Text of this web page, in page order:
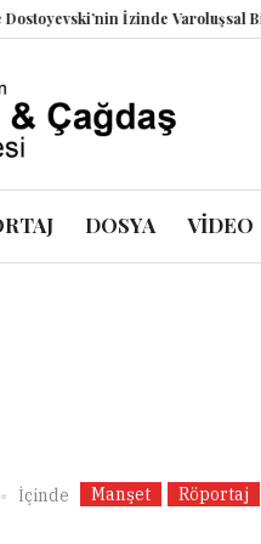
İzinde Varoluşsal Bir Sentez
DOSYA VİDEO
İçinde Manşet Röportaj